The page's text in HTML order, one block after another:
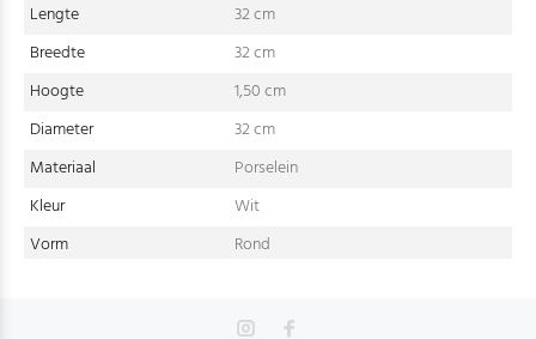
Lengte
32 cm
Breedte
32 cm
Hoogte
1,50 cm
Diameter
32 cm
Materiaal
Porselein
Kleur
Wit
Vorm
Rond